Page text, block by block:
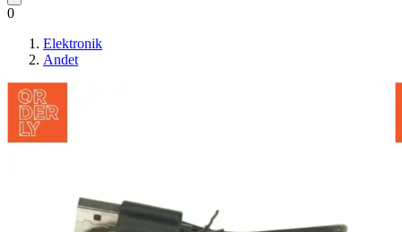
0
Elektronik
Andet